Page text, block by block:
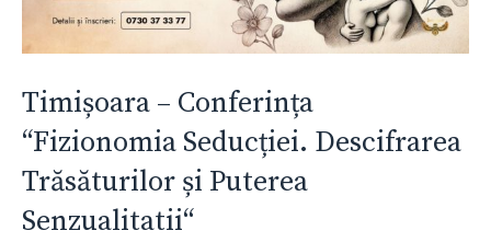
Timișoara – Conferința
“Fizionomia Seducției. Descifrarea
Trăsăturilor și Puterea
Senzualitatii“